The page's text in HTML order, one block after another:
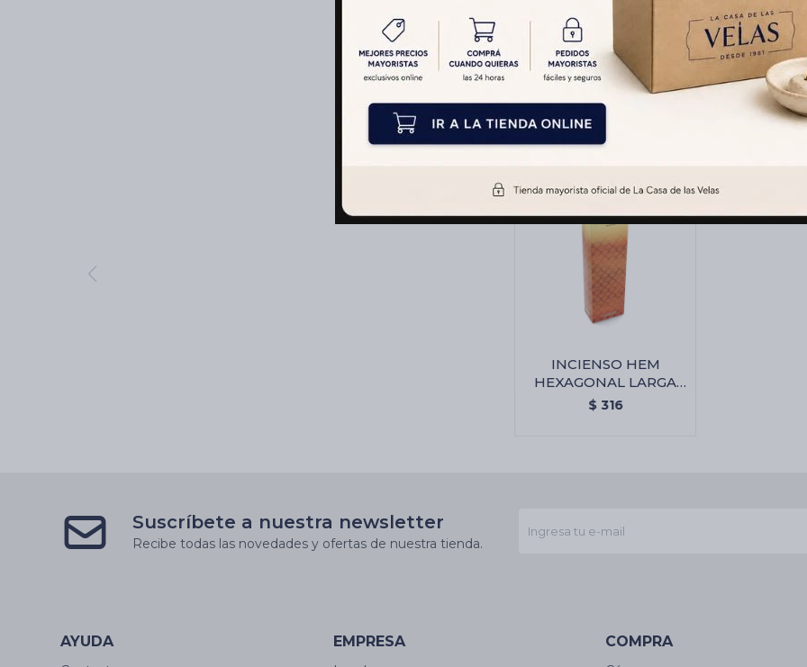
Productos que te pueden interesar
INCIENSO HEM
HEXAGONAL LARGA
CAJA X6 - Ambar
$ 316
Suscríbete a nuestra newsletter
Recibe todas las novedades y ofertas de nuestra tienda.
AYUDA EMPRESA COMPRA